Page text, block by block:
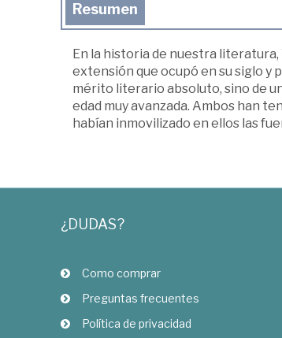
Resumen
En la historia de nuestra
extensión que ocupó en su siglo y
mérito literario absoluto, sino de
edad muy avanzada. Ambos han
habían inmovilizado en ellos las
¿DUDAS?
Como comprar
Preguntas frecuentes
Política de privacidad